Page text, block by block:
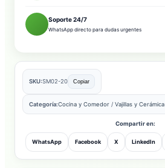
Soporte 24/7
WhatsApp directo para dudas urgentes
SKU:SM02-20 Copiar
Categoría:Cocina y Comedor / Vajillas y Cerámica
Compartir en:
WhatsApp Facebook X LinkedIn